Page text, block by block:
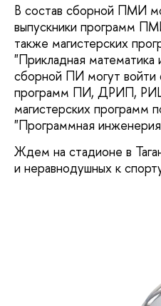
В состав сборной ПМИ
выпускники программ
также магистерских
"Прикладная математика
сборной ПИ могут войти
программ ПИ, ДРИП,
магистерских программ
"Программная
Ждем на стадионе в
и неравнодушных к